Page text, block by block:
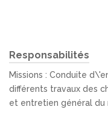
Responsabilités
Missions : Conduite
différents travaux des
et entretien général